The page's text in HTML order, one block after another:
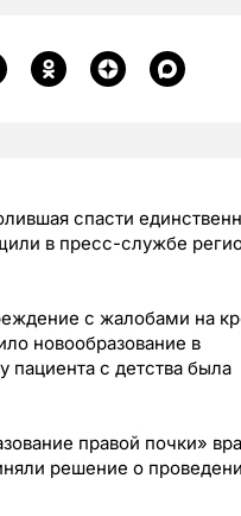
спасти
в пресс-службе
с жалобами на
новообразование в
с детства была
правой почки»
решение о